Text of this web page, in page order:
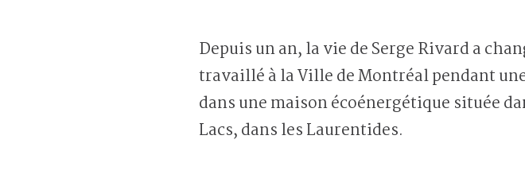
Depuis un an, la vie de Serge Rivard a
travaillé à la Ville de Montréal pendant
dans une maison écoénergétique située
Lacs, dans les Laurentides.